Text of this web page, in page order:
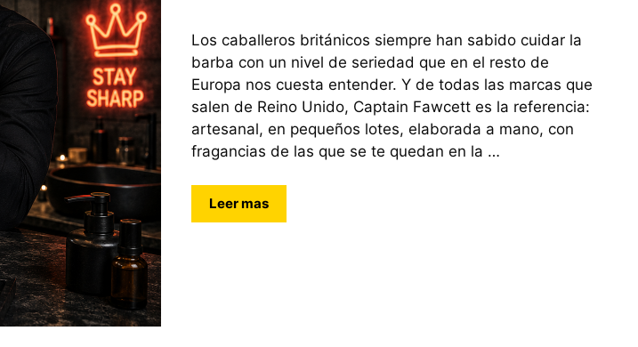
Los caballeros británicos siempre han sabido cuidar la
barba con un nivel de seriedad que en el resto de
Europa nos cuesta entender. Y de todas las marcas que
salen de Reino Unido, Captain Fawcett es la referencia:
artesanal, en pequeños lotes, elaborada a mano, con
fragancias de las que se te quedan en la …
Leer mas